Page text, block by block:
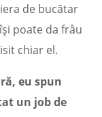
de bucătar
poate da frâu
chiar el.
eu spun
un job de